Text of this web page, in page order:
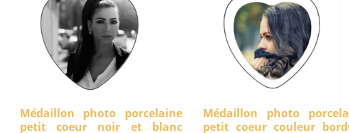
Médaillon photo porcelaine
petit coeur noir et blanc
Médaillon photo
petit coeur couleur